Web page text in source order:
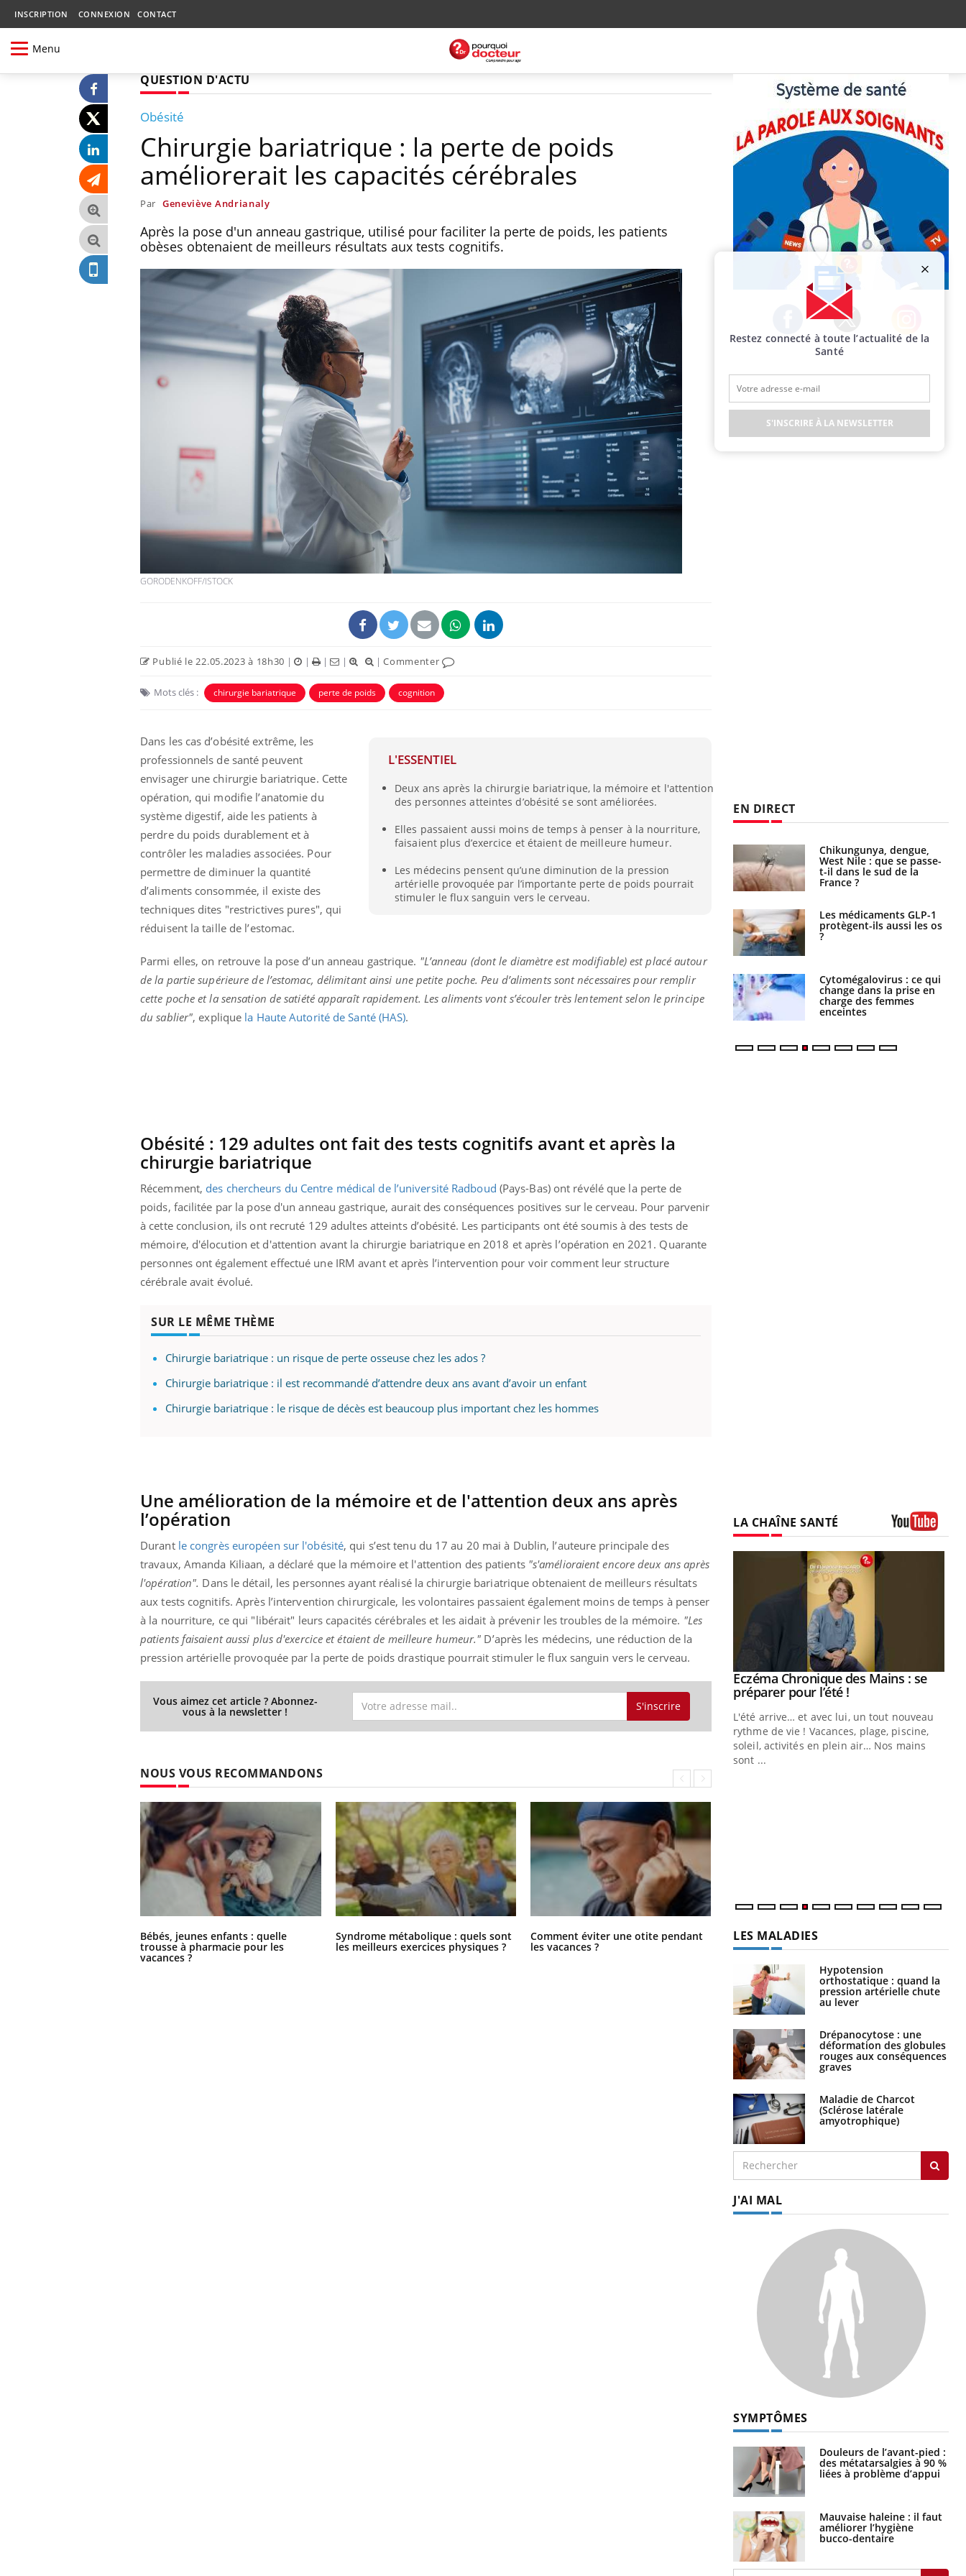
INSCRIPTION CONNEXION CONTACT
Menu
QUESTION D'ACTU
Obésité
Chirurgie bariatrique : la perte de poids
améliorerait les capacités cérébrales
Par Geneviève Andrianaly
Après la pose d'un anneau gastrique, utilisé pour faciliter la perte de poids, les patients
obèses obtenaient de meilleurs résultats aux tests cognitifs.
GORODENKOFF/ISTOCK
Publié le 22.05.2023 à 18h30 | | | | |Commenter
Mots clés : chirurgie bariatrique perte de poids cognition
L'ESSENTIEL
Deux ans après la chirurgie bariatrique, la mémoire et l'attention
des personnes atteintes d’obésité se sont améliorées.
Elles passaient aussi moins de temps à penser à la nourriture,
faisaient plus d’exercice et étaient de meilleure humeur.
Les médecins pensent qu’une diminution de la pression
artérielle provoquée par l’importante perte de poids pourrait
stimuler le flux sanguin vers le cerveau.
Dans les cas d’obésité extrême, les
professionnels de santé peuvent
envisager une chirurgie bariatrique. Cette
opération, qui modifie l’anatomie du
système digestif, aide les patients à
perdre du poids durablement et à
contrôler les maladies associées. Pour
permettre de diminuer la quantité
d’aliments consommée, il existe des
techniques dites "restrictives pures", qui
réduisent la taille de l’estomac.
Parmi elles, on retrouve la pose d’un anneau gastrique. "L’anneau (dont le diamètre est modifiable) est placé autour
de la partie supérieure de l’estomac, délimitant ainsi une petite poche. Peu d’aliments sont nécessaires pour remplir
cette poche et la sensation de satiété apparaît rapidement. Les aliments vont s’écouler très lentement selon le principe
du sablier", explique la Haute Autorité de Santé (HAS).
Obésité : 129 adultes ont fait des tests cognitifs avant et après la
chirurgie bariatrique
Récemment, des chercheurs du Centre médical de l’université Radboud (Pays-Bas) ont révélé que la perte de
poids, facilitée par la pose d'un anneau gastrique, aurait des conséquences positives sur le cerveau. Pour parvenir
à cette conclusion, ils ont recruté 129 adultes atteints d’obésité. Les participants ont été soumis à des tests de
mémoire, d'élocution et d'attention avant la chirurgie bariatrique en 2018 et après l’opération en 2021. Quarante
personnes ont également effectué une IRM avant et après l’intervention pour voir comment leur structure
cérébrale avait évolué.
SUR LE MÊME THÈME
Chirurgie bariatrique : un risque de perte osseuse chez les ados ?
Chirurgie bariatrique : il est recommandé d’attendre deux ans avant d’avoir un enfant
Chirurgie bariatrique : le risque de décès est beaucoup plus important chez les hommes
Une amélioration de la mémoire et de l'attention deux ans après
l’opération
Durant le congrès européen sur l'obésité, qui s’est tenu du 17 au 20 mai à Dublin, l’auteure principale des
travaux, Amanda Kiliaan, a déclaré que la mémoire et l'attention des patients "s'amélioraient encore deux ans après
l'opération". Dans le détail, les personnes ayant réalisé la chirurgie bariatrique obtenaient de meilleurs résultats
aux tests cognitifs. Après l’intervention chirurgicale, les volontaires passaient également moins de temps à penser
à la nourriture, ce qui "libérait" leurs capacités cérébrales et les aidait à prévenir les troubles de la mémoire. "Les
patients faisaient aussi plus d'exercice et étaient de meilleure humeur." D’après les médecins, une réduction de la
pression artérielle provoquée par la perte de poids drastique pourrait stimuler le flux sanguin vers le cerveau.
Vous aimez cet article ? Abonnez-
vous à la newsletter ! S'inscrire
NOUS VOUS RECOMMANDONS
Bébés, jeunes enfants : quelle
trousse à pharmacie pour les
vacances ?
Syndrome métabolique : quels sont
les meilleurs exercices physiques ?
Comment éviter une otite pendant
les vacances ?
Hantavirus : un cas détecté chez un
touriste en France
Facebook Twitter Instagram
EN DIRECT
Bébés, jeunes enfants :
quelle trousse à
pharmacie pour les
Syndrome métabolique :
quels sont les meilleurs
exercices physiques ?
Comment éviter une otite
pendant les vacances ?
Hantavirus : un cas
en France
Grossesse à risque : ce jus
naturel attire l'attention
des chercheurs
Comment oublier les
Cancer colorectal : une
stratégie simple aurait
changé la donne au Pays
Chikungunya, dengue,
West Nile : que se passe-
t-il dans le sud de la
France ?
Les médicaments GLP-1
protègent-ils aussi les os
?
Cytomégalovirus : ce qui
change dans la prise en
charge des femmes
enceintes
LA CHAÎNE SANTÉ
Eczéma Chronique des Mains :
Il y a des sujets qui sont faciles à aborder...
d'autres non ! D'un côté, poser des
Youtube
Carence en fer : comprendre pour
Youtube
Fatigue, irritabilité, brouillard mental ou
même alopécie… Les symptômes de la
Youtube
Insuline & Charge mentale : et si on
osait en parler??Youtube
En 2026, l'insuline dans le diabète de type 2
reste entourée d'idées reçues chez les
Youtube
Eczéma Chronique des Mains : se
préparer pour l’été !Youtube
L'été arrive… et avec lui, un tout nouveau
rythme de vie ! Vacances, plage, piscine,
soleil, activités en plein air… Nos mains
sont ...
LES MALADIES
Hypotension
orthostatique : quand la
pression artérielle chute
au lever
Drépanocytose : une
déformation des globules
rouges aux conséquences
graves
Maladie de Charcot
(Sclérose latérale
amyotrophique)
J'AI MAL
SYMPTÔMES
Douleurs de l’avant-pied :
des métatarsalgies à 90 %
liées à problème d’appui
Mauvaise haleine : il faut
améliorer l’hygiène
bucco-dentaire
Restez connecté à toute l’actualité de la
Santé
S'INSCRIRE À LA NEWSLETTER